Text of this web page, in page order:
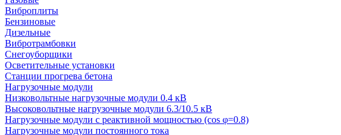
Виброплиты
Бензиновые
Дизельные
Вибротрамбовки
Снегоуборщики
Осветительные установки
Станции прогрева бетона
Нагрузочные модули
Низковольтные нагрузочные модули 0.4 кВ
Высоковольтные нагрузочные модули 6.3/10.5 кВ
Нагрузочные модули с реактивной мощностью (cos φ=0.8)
Нагрузочные модули постоянного тока